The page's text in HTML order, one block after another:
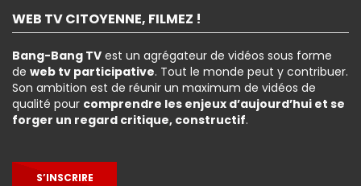
WEB TV CITOYENNE, FILMEZ !
Bang-Bang TV est un agrégateur de vidéos sous forme
de web tv participative. Tout le monde peut y contribuer.
Son ambition est de réunir un maximum de vidéos de
qualité pour comprendre les enjeux d’aujourd’hui et se
forger un regard critique, constructif.
S’INSCRIRE